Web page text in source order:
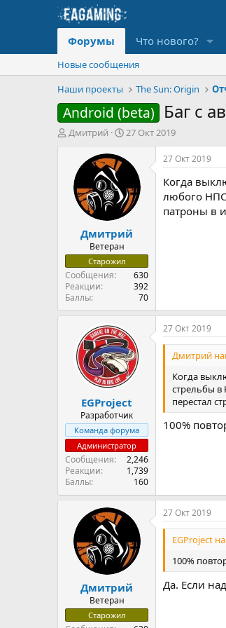
Форумы Что нового?
Новые сообщения
Наши проекты
The Sun: Origin
Android (beta) Баг с
А
Дмитрий
Д
т
а
ч
л
27 Окт 2019
Дмитрий
Ветеран
Старожил
Сообщения
630
Реакции
392
Баллы
70
27 Окт 2019
Когда
любого
патроны в
EGProject
Разработчик
Команда форума
Администратор
Сообщения
2,246
Реакции
1,739
Баллы
160
27 Окт 2019
Дмитрий
Когда
стрельбы в
перестал
100%
Дмитрий
Ветеран
Старожил
27 Окт 2019
EGProject
100%
Да. Если